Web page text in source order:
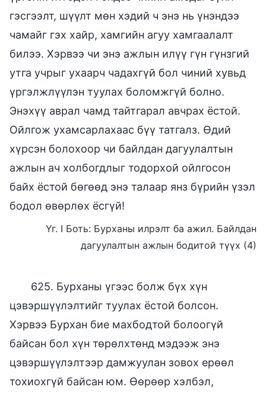
гэсгээлт, шүүлт мөн хэдий ч энэ нь үнэндээ
чамайг гэх хайр, хамгийн агуу хамгаалалт
билээ. Хэрвээ чи энэ ажлын илүү гүн гүнзгий
утга учрыг ухаарч чадахгүй бол чиний хувьд
үргэлжлүүлэн туулах боломжгүй болно.
Энэхүү аврал чамд тайтгарал авчрах ёстой.
Ойлгож ухамсарлахаас бүү татгалз. Өдий
хүрсэн болохоор чи байлдан дагуулалтын
ажлын ач холбогдлыг тодорхой ойлгосон
байх ёстой бөгөөд энэ талаар янз бүрийн үзэл
бодол өвөрлөх ёсгүй!
Үг. I Боть: Бурханы илрэлт ба ажил. Байлдан
дагуулалтын ажлын бодитой түүх (4)
625. Бурханы үгээс болж бүх хүн
цэвэршүүлэлтийг туулах ёстой болсон.
Хэрвээ Бурхан бие махбодтой болоогүй
байсан бол хүн төрөлхтөнд мэдээж энэ
цэвэршүүлэлтээр дамжуулан зовох ерөөл
тохиохгүй байсан юм. Өөрөөр хэлбэл,